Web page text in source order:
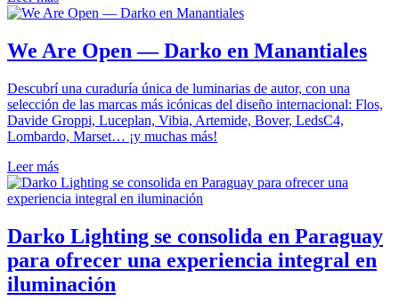
We Are Open — Darko en Manantiales
Descubrí una curaduría única de luminarias de autor, con una
selección de las marcas más icónicas del diseño internacional: Flos,
Davide Groppi, Luceplan, Vibia, Artemide, Bover, LedsC4,
Lombardo, Marset… ¡y muchas más!
Leer más
Darko Lighting se consolida en Paraguay
para ofrecer una experiencia integral en
iluminación